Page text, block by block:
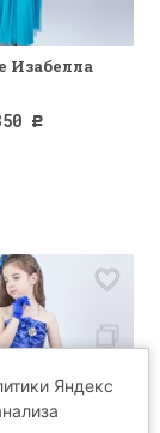
Изабелла
Р
Яндекс